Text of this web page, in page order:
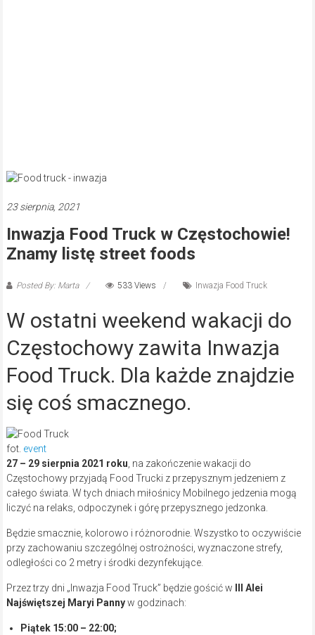
23 sierpnia, 2021
Inwazja Food Truck w Częstochowie!
Znamy listę street foods
Posted By: Marta 533 Views Inwazja Food Truck
W ostatni weekend wakacji do
Częstochowy zawita Inwazja
Food Truck. Dla każde znajdzie
się coś smacznego.
fot. event
27 – 29 sierpnia 2021 roku , na zakończenie wakacji do
Częstochowy przyjadą Food Trucki z przepysznym jedzeniem z
całego świata. W tych dniach miłośnicy Mobilnego jedzenia mogą
liczyć na relaks, odpoczynek i górę przepysznego jedzonka.
Będzie smacznie, kolorowo i różnorodnie. Wszystko to oczywiście
przy zachowaniu szczególnej ostrożności, wyznaczone strefy,
odległości co 2 metry i środki dezynfekujące.
Przez trzy dni „Inwazja Food Truck” będzie gościć w
III Alei
Najświętszej Maryi Pannyw godzinach:
Piątek 15:00 – 22:00;